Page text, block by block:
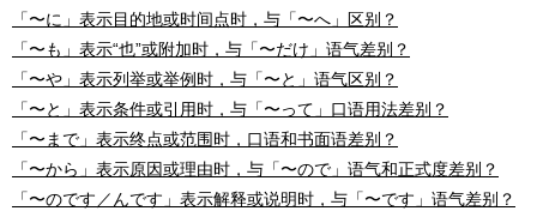
「〜に」表示目的地或时间点时，与「〜へ」区别？
「〜も」表示“也”或附加时，与「〜だけ」语气差别？
「〜や」表示列举或举例时，与「〜と」语气区别？
「〜と」表示条件或引用时，与「〜って」口语用法差别？
「〜まで」表示终点或范围时，口语和书面语差别？
「〜から」表示原因或理由时，与「〜ので」语气和正式度差别？
「〜のです／んです」表示解释或说明时，与「〜です」语气差别？